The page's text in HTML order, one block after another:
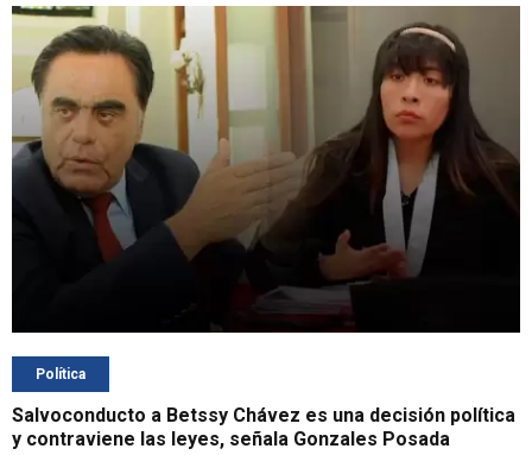
Política
Salvoconducto a Betssy Chávez es una decisión política
y contraviene las leyes, señala Gonzales Posada